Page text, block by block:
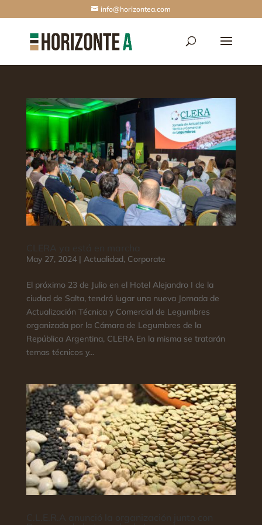
info@horizontea.com
May 27, 2024| Actualidad, Corporate
El próximo 23 de Julio en el Hotel Alejandro I de la
ciudad de Salta, tendrá lugar una nueva Jornada de
Actualización Técnica y Comercial de Legumbres
organizada por la Cámara de Legumbres de la
República Argentina, CLERA En la misma se tratarán
temas técnicos y...